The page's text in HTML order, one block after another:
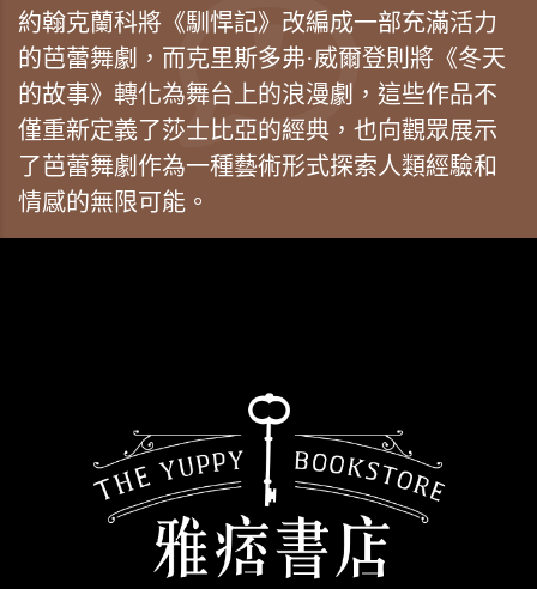
約翰克蘭科將《馴悍記》改編成一部充滿活力
的芭蕾舞劇，而克里斯多弗·威爾登則將《冬天
的故事》轉化為舞台上的浪漫劇，這些作品不
僅重新定義了莎士比亞的經典，也向觀眾展示
了芭蕾舞劇作為一種藝術形式探索人類經驗和
情感的無限可能。